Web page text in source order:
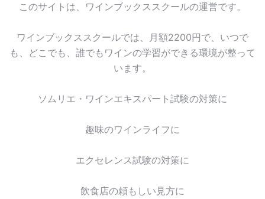
このサイトは、ワインブックススクールの運営です。
ワインブックススクールでは、月額2200円で、いつで
も、どこでも、誰でもワインの学習ができる環境が整って
います。
ソムリエ・ワインエキスパート試験の対策に
趣味のワインライフに
エクセレンス試験の対策に
飲食店の頼もしい見方に